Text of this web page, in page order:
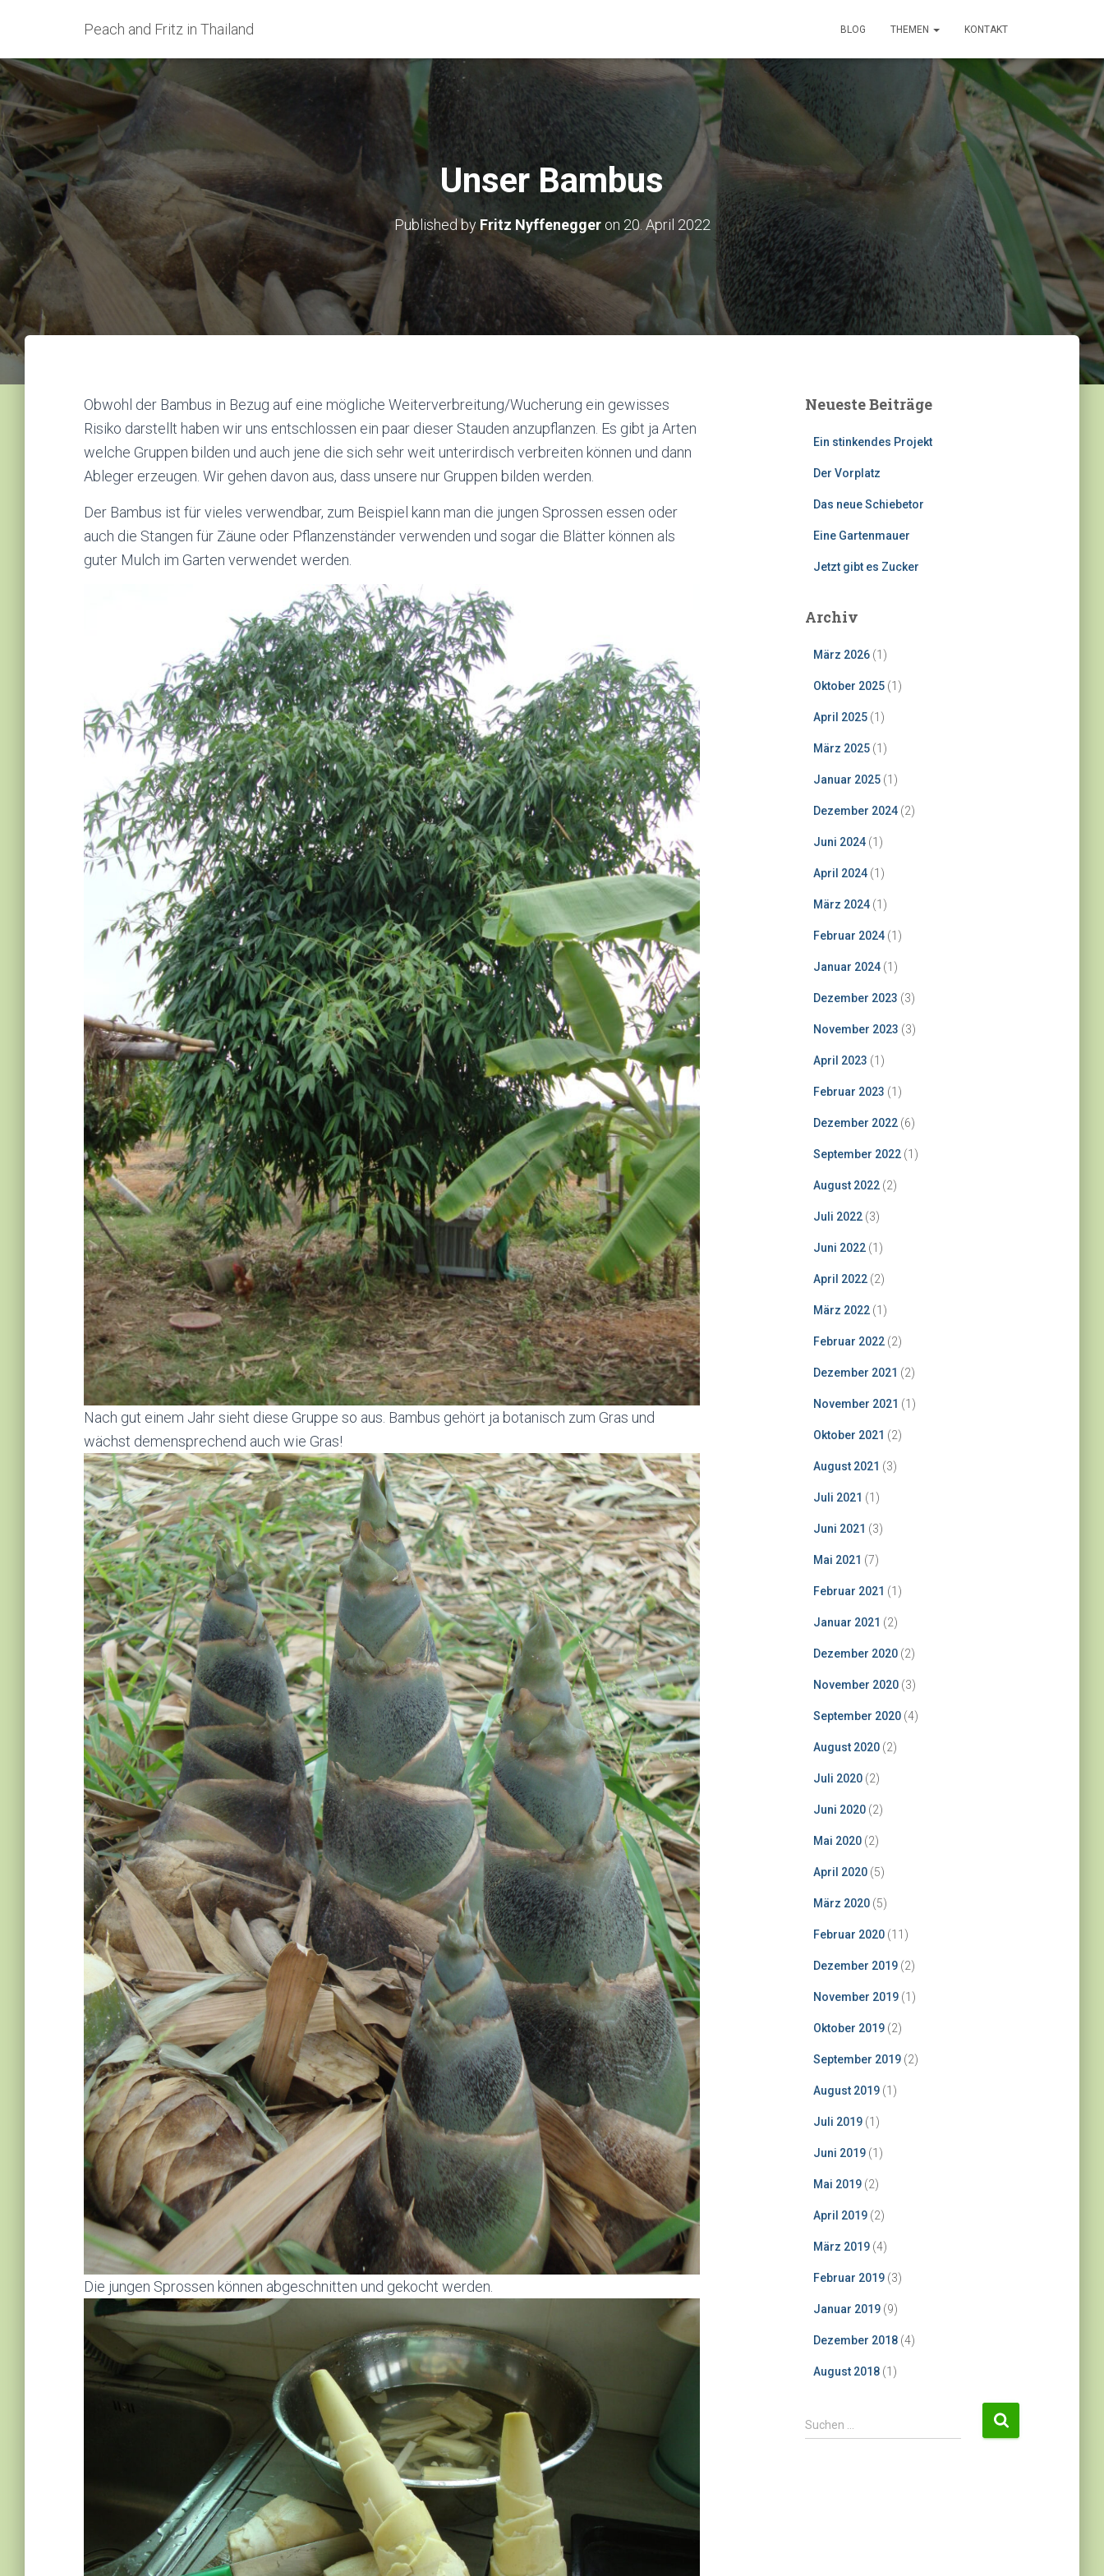
Peach and Fritz in Thailand BLOG THEMEN KONTAKT
Unser Bambus
Published by Fritz Nyffeneggeron 20. April 2022
Obwohl der Bambus in Bezug auf eine mögliche Weiterverbreitung/Wucherung ein gewisses
Risiko darstellt haben wir uns entschlossen ein paar dieser Stauden anzupflanzen. Es gibt ja Arten
welche Gruppen bilden und auch jene die sich sehr weit unterirdisch verbreiten können und dann
Ableger erzeugen. Wir gehen davon aus, dass unsere nur Gruppen bilden werden.
Der Bambus ist für vieles verwendbar, zum Beispiel kann man die jungen Sprossen essen oder
auch die Stangen für Zäune oder Pflanzenständer verwenden und sogar die Blätter können als
guter Mulch im Garten verwendet werden.
Nach gut einem Jahr sieht diese Gruppe so aus. Bambus gehört ja botanisch zum Gras und
wächst demensprechend auch wie Gras!
Die jungen Sprossen können abgeschnitten und gekocht werden.
Neueste Beiträge
Ein stinkendes Projekt
Der Vorplatz
Das neue Schiebetor
Eine Gartenmauer
Jetzt gibt es Zucker
Archiv
März 2026(1)
Oktober 2025(1)
April 2025(1)
März 2025(1)
Januar 2025(1)
Dezember 2024(2)
Juni 2024(1)
April 2024(1)
März 2024(1)
Februar 2024(1)
Januar 2024(1)
Dezember 2023 (3)
November 2023 (3)
April 2023 (1)
Februar 2023 (1)
Dezember 2022(6)
September 2022(1)
August 2022(2)
Juli 2022(3)
Juni 2022(1)
April 2022(2)
März 2022(1)
Februar 2022(2)
Dezember 2021 (2)
November 2021 (1)
Oktober 2021 (2)
August 2021 (3)
Juli 2021 (1)
Juni 2021 (3)
Mai 2021 (7)
Februar 2021 (1)
Januar 2021 (2)
Dezember 2020(2)
November 2020(3)
September 2020(4)
August 2020(2)
Juli 2020(2)
Juni 2020(2)
Mai 2020(2)
April 2020(5)
März 2020(5)
Februar 2020(11)
Dezember 2019(2)
November 2019(1)
Oktober 2019(2)
September 2019(2)
August 2019(1)
Juli 2019(1)
Juni 2019(1)
Mai 2019(2)
April 2019(2)
März 2019(4)
Februar 2019(3)
Januar 2019(9)
Dezember 2018(4)
August 2018(1)
S
u
Suchen …